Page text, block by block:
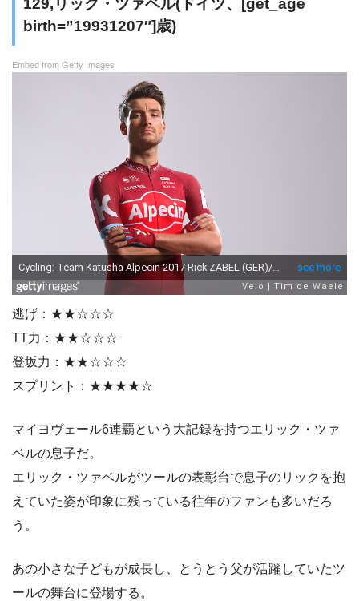
129,リック・ツァベル(ドイツ、[get_age
birth=”19931207″]歳)
Embed from Getty Images
逃げ：★★☆☆☆
TT力：★★☆☆☆
登坂力：★★☆☆☆
スプリント：★★★★☆
マイヨヴェール6連覇という大記録を持つエリック・ツァ
ベルの息子だ。
エリック・ツァベルがツールの表彰台で息子のリックを抱
えていた姿が印象に残っている往年のファンも多いだろ
う。
あの小さな子どもが成長し、とうとう父が活躍していたツ
ールの舞台に登場する。